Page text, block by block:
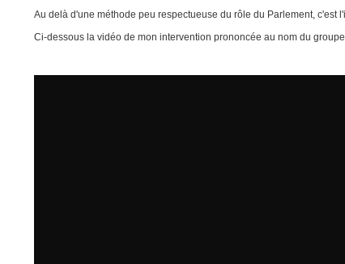
Au delà d'une méthode peu respectueuse du rôle du Parlement,
Ci-dessous la vidéo de mon intervention prononcée au nom du